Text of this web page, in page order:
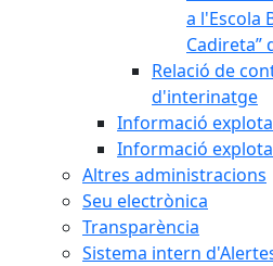
a l'Escola
Cadireta”
Relació de
d'interinatge
Informació
Informació
Altres administracions
Seu electrònica
Transparència
Sistema intern